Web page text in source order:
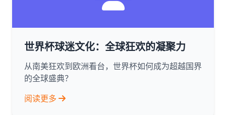
世界杯球迷文化：全球狂欢的凝聚力
从南美狂欢到欧洲看台，世界杯如何成为超越国界
的全球盛典？
阅读更多